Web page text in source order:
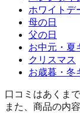
ホワイトデ
母の日
父の日
お中元・夏
クリスマス
お歳暮・冬
口コミはあくま
また、商品の内